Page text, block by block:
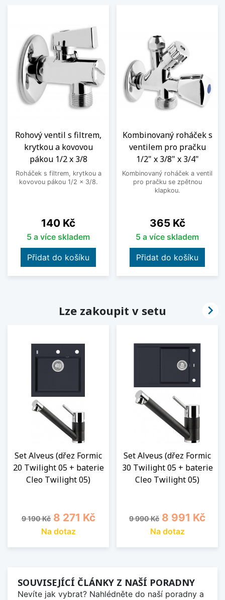
Rohový ventil s filtrem,
krytkou a kovovou
pákou 1/2 x 3/8
Roháček s filtrem, krytkou a
kovovou pákou 1/2 x 3/8.
Cena
140 Kč
5 a více skladem
Přidat do košíku
Kombinovaný roháček s
ventilem pro pračku
1/2" x 3/8" x 3/4"
Kombinovaný roháček a ventil
pro pračku se zpětnou
klapkou.
Cena
365 Kč
5 a více skladem
Přidat do košíku
Lze zakoupit v setu
Set Alveus (dřez Formic
20 Twilight 05 + baterie
Cleo Twilight 05)
Běžná cena
9 190 Kč Cena
8 271 Kč
Na dotaz
Set Alveus (dřez Formic
30 Twilight 05 + baterie
Cleo Twilight 05)
Běžná cena
9 990 Kč Cena
8 991 Kč
Na dotaz

SOUVISEJÍCÍ ČLÁNKY Z NAŠÍ PORADNY
Nevíte jak vybrat? Nahlédněte do naší poradny a